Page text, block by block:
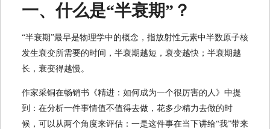
一、什么是“半衰期”？
“半衰期”最早是物理学中的概念，指放射性元素中半数原子核
发生衰变所需要的时间，半衰期越短，衰变越快；半衰期越
长，衰变得越慢。
作家采铜在畅销书《精进：如何成为一个很厉害的人》中提
到：在分析一件事情值不值得去做，花多少精力去做的时
候，可以从两个角度来评估：一是这件事在当下讲给“我”带来